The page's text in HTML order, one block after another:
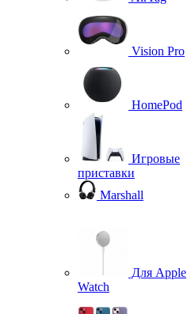
Vision Pro
HomePod
Игровые
приставки
Marshall
Для Apple
Watch